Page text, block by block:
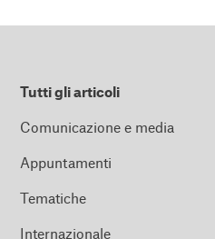
Tutti gli articoli
Comunicazione e media
Appuntamenti
Tematiche
Internazionale